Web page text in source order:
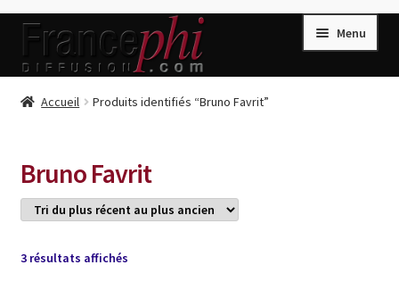
Aller
la
Aller
contenu
Menu
Accueil
Conditions de Vente
Connection
Accueil Produits identifiés “Bruno Favrit”
Bruno Favrit
3 résultats affichésTrié